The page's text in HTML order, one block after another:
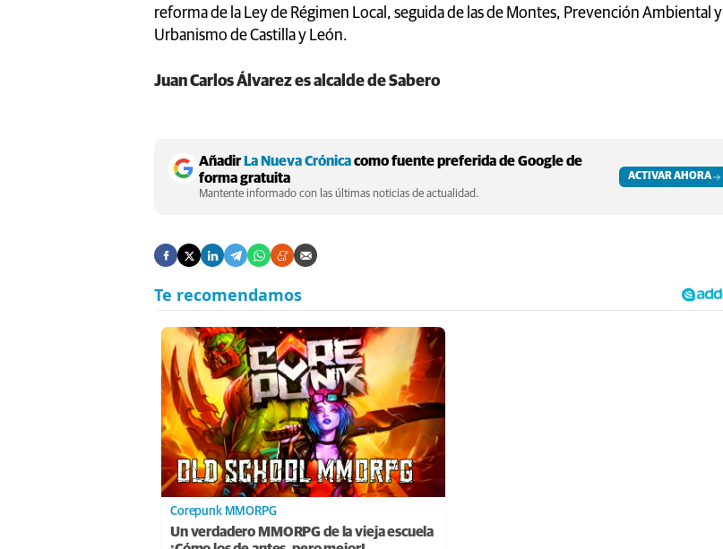
reforma de la Ley de Régimen Local, seguida de las de Montes, Prevención Ambiental y
Urbanismo de Castilla y León.
Juan Carlos Álvarez es alcalde de Sabero
Añadir La Nueva Crónicacomo fuente preferida de Google de
forma gratuita
Mantente informado con las últimas noticias de actualidad.
ACTIVAR AHORA
Corepunk MMORPG
Un verdadero MMORPG de la vieja escuela